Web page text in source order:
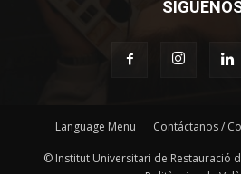
Language Menu Contáctanos /
© Institut Universitari de Restauració